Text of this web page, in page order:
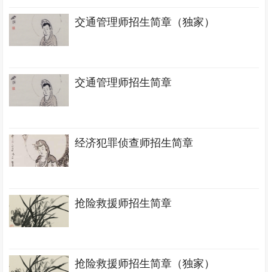
交通管理师招生简章（独家）
交通管理师招生简章
经济犯罪侦查师招生简章
抢险救援师招生简章
抢险救援师招生简章（独家）